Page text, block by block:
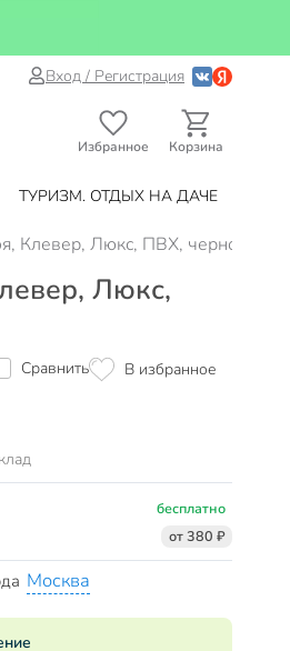
Вход / Регистрация
Избранное Корзина
ТУРИЗМ. ОТДЫХ НА ДАЧЕ
Клевер, Люкс, ПВХ, черно-
Люкс,
Сравнить В избранное
бесплатно
от 380 ₽
Москва